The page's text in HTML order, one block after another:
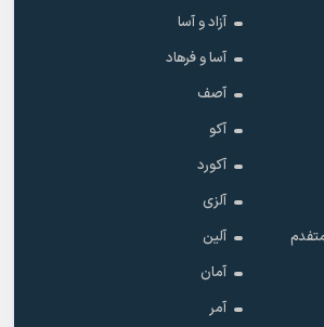
آزاد و آسا
آسا و فرهاد
آصف
آکو
آکورد
آلزی
آلین
آمان
آمر